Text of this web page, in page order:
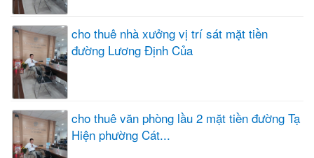
cho thuê nhà xưởng vị trí sát mặt tiền
đường Lương Định Của
cho thuê văn phòng lầu 2 mặt tiền đường Tạ
Hiện phường Cát...